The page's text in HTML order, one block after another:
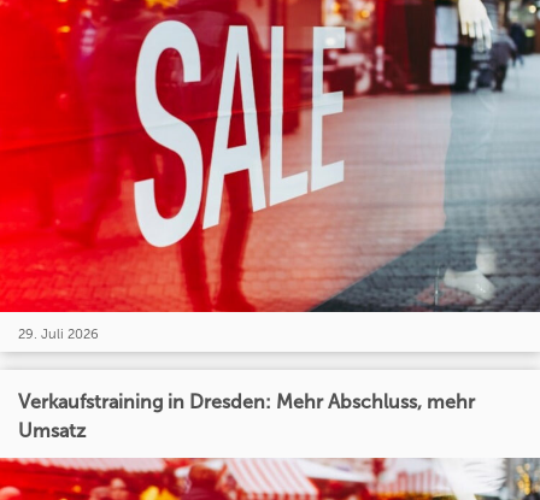
29. Juli 2026
Verkaufstraining in Dresden: Mehr Abschluss, mehr
Umsatz